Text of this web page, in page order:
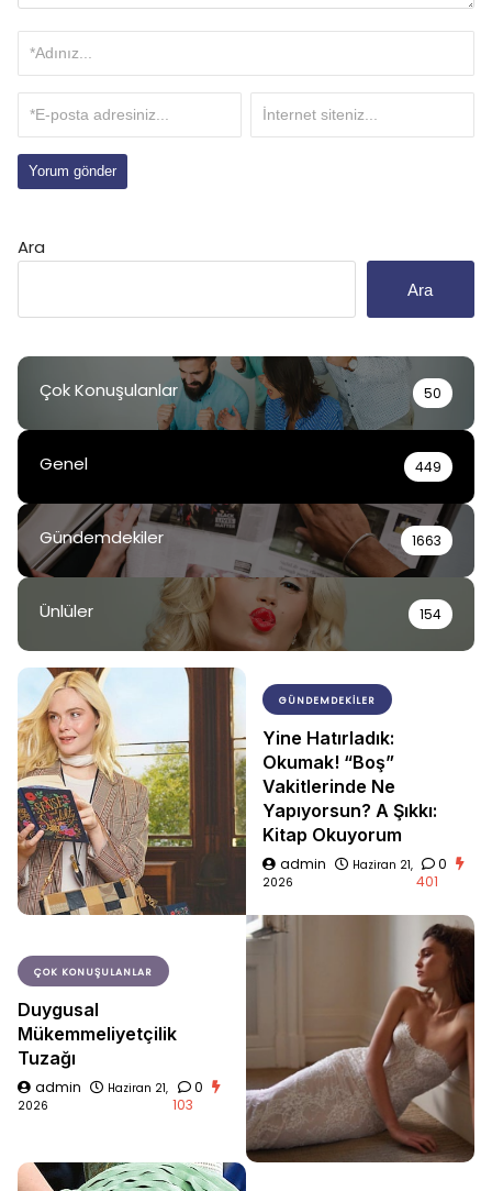
Ara
Ara
Çok Konuşulanlar 50
Genel 449
Gündemdekiler 1663
Ünlüler 154
GÜNDEMDEKILER
Yine Hatırladık:
Okumak! “Boş”
Vakitlerinde Ne
Yapıyorsun? A Şıkkı:
Kitap Okuyorum
admin
Haziran 21,
2026
0
401
ÇOK KONUŞULANLAR
Duygusal
Mükemmeliyetçilik
Tuzağı
admin
Haziran 21,
2026
0
103